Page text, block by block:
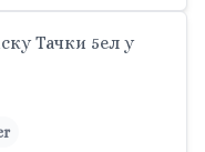
Тачки 5ел у